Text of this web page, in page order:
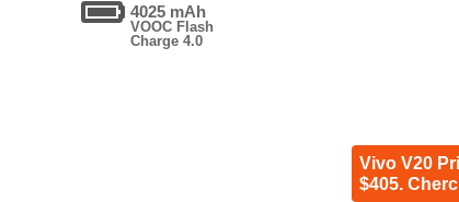
4025 mAh
VOOC Flash
Charge 4.0
Vivo V20
$405.